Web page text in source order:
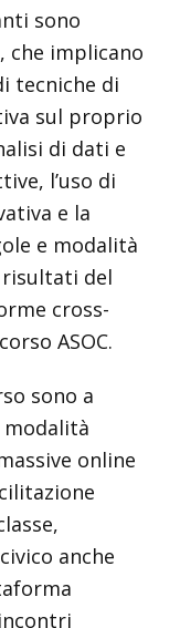
sono
implicano
tecniche di
sul proprio
di dati e
l’uso di
e la
e modalità
del
cross-
ASOC.
sono a
online
anche